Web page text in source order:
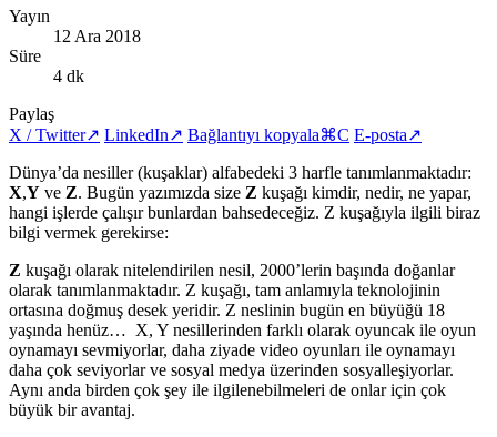
Yayın
12 Ara 2018
Süre
4 dk
Paylaş
X / Twitter↗ LinkedIn↗ Bağlantıyı kopyala⌘C E-posta↗
Dünya’da nesiller (kuşaklar) alfabedeki 3 harfle tanımlanmaktadır:
X,Y ve Z. Bugün yazımızda size Z kuşağı kimdir, nedir, ne yapar,
hangi işlerde çalışır bunlardan bahsedeceğiz. Z kuşağıyla ilgili biraz
bilgi vermek gerekirse:
Z kuşağı olarak nitelendirilen nesil, 2000’lerin başında doğanlar
olarak tanımlanmaktadır. Z kuşağı, tam anlamıyla teknolojinin
ortasına doğmuş desek yeridir. Z neslinin bugün en büyüğü 18
yaşında henüz… X, Y nesillerinden farklı olarak oyuncak ile oyun
oynamayı sevmiyorlar, daha ziyade video oyunları ile oynamayı
daha çok seviyorlar ve sosyal medya üzerinden sosyalleşiyorlar.
Aynı anda birden çok şey ile ilgilenebilmeleri de onlar için çok
büyük bir avantaj.